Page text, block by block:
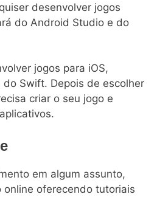
desenvolver jogos
do Android Studio e do
jogos para iOS,
Swift. Depois de escolher
criar o seu jogo e
em algum assunto,
online oferecendo tutoriais